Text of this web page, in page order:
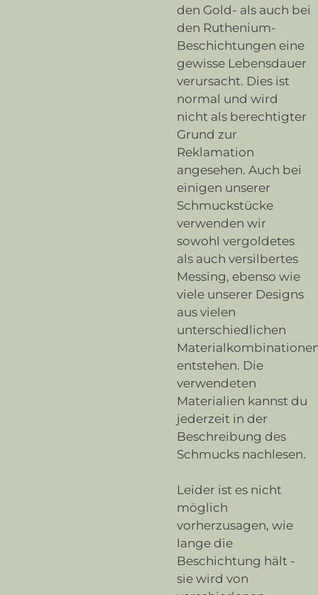
den Gold- als auch bei
den Ruthenium-
Beschichtungen eine
gewisse Lebensdauer
verursacht. Dies ist
normal und wird
nicht als berechtigter
Grund zur
Reklamation
angesehen. Auch bei
einigen unserer
Schmuckstücke
verwenden wir
sowohl vergoldetes
als auch versilbertes
Messing, ebenso wie
viele unserer Designs
aus vielen
unterschiedlichen
entstehen. Die
verwendeten
Materialien kannst du
jederzeit in der
Beschreibung des
Schmucks nachlesen.
Leider ist es nicht
möglich
vorherzusagen, wie
lange die
Beschichtung hält -
sie wird von